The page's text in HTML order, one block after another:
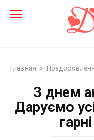
Главная »
З днем
Даруємо